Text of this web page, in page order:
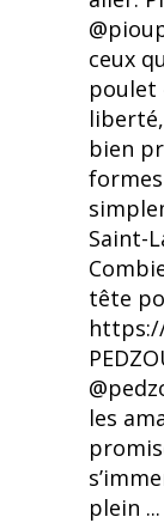
ceux
poulet
bien
Saint-
tête
les
plein